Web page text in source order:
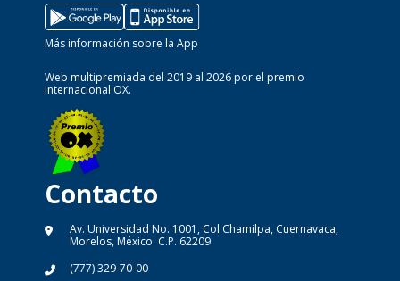
Más información sobre la App
Web multipremiada del 2019 al 2026 por el premio
internacional OX.
Contacto
Av. Universidad No. 1001, Col Chamilpa, Cuernavaca,
Morelos, México. C.P. 62209
(777) 329-70-00